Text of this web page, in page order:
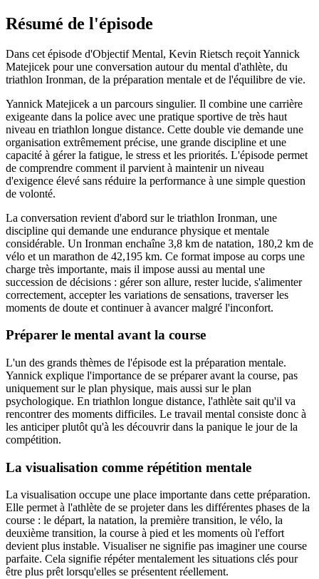
Résumé de l'épisode
Dans cet épisode d'Objectif Mental, Kevin Rietsch reçoit Yannick
Matejicek pour une conversation autour du mental d'athlète, du
triathlon Ironman, de la préparation mentale et de l'équilibre de vie.
Yannick Matejicek a un parcours singulier. Il combine une carrière
exigeante dans la police avec une pratique sportive de très haut
niveau en triathlon longue distance. Cette double vie demande une
organisation extrêmement précise, une grande discipline et une
capacité à gérer la fatigue, le stress et les priorités. L'épisode permet
de comprendre comment il parvient à maintenir un niveau
d'exigence élevé sans réduire la performance à une simple question
de volonté.
La conversation revient d'abord sur le triathlon Ironman, une
discipline qui demande une endurance physique et mentale
considérable. Un Ironman enchaîne 3,8 km de natation, 180,2 km de
vélo et un marathon de 42,195 km. Ce format impose au corps une
charge très importante, mais il impose aussi au mental une
succession de décisions : gérer son allure, rester lucide, s'alimenter
correctement, accepter les variations de sensations, traverser les
moments de doute et continuer à avancer malgré l'inconfort.
Préparer le mental avant la course
L'un des grands thèmes de l'épisode est la préparation mentale.
Yannick explique l'importance de se préparer avant la course, pas
uniquement sur le plan physique, mais aussi sur le plan
psychologique. En triathlon longue distance, l'athlète sait qu'il va
rencontrer des moments difficiles. Le travail mental consiste donc à
les anticiper plutôt qu'à les découvrir dans la panique le jour de la
compétition.
La visualisation comme répétition mentale
La visualisation occupe une place importante dans cette préparation.
Elle permet à l'athlète de se projeter dans les différentes phases de la
course : le départ, la natation, la première transition, le vélo, la
deuxième transition, la course à pied et les moments où l'effort
devient plus instable. Visualiser ne signifie pas imaginer une course
parfaite. Cela signifie répéter mentalement les situations clés pour
être plus prêt lorsqu'elles se présentent réellement.